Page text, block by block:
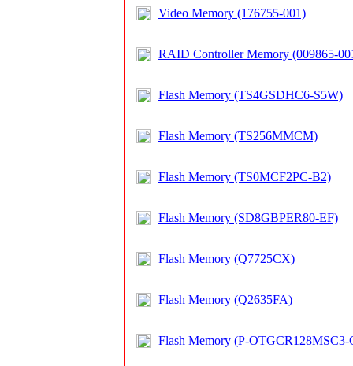
Video Memory (176755-001)
RAID Controller Memory (009865-
Flash Memory (TS4GSDHC6-S5W)
Flash Memory (TS256MMCM)
Flash Memory (TS0MCF2PC-B2)
Flash Memory (SD8GBPER80-EF)
Flash Memory (Q7725CX)
Flash Memory (Q2635FA)
Flash Memory (P-OTGCR128MSC3-